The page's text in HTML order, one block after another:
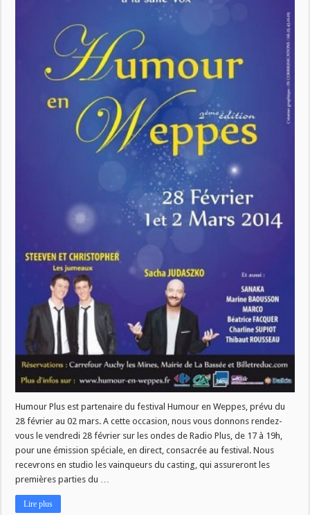
Humour Plus est partenaire du festival Humour en Weppes, prévu du
28 février au 02 mars. A cette occasion, nous vous donnons rendez-
vous le vendredi 28 février sur les ondes de Radio Plus, de 17 à 19h,
pour une émission spéciale, en direct, consacrée au festival. Nous
recevrons en studio les vainqueurs du casting, qui assureront les
premières parties du …
Lire plus